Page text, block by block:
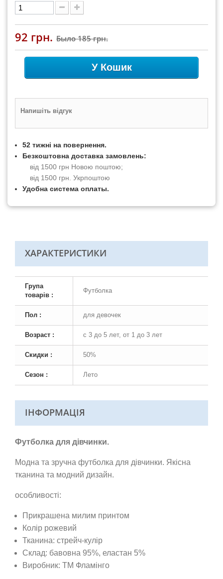
92 грн. Было185 грн.
У Кошик
Напишіть відгук
52 тижні на повернення.
Безкоштовна доставка замовлень:
від 1500 грн Новою поштою;
від 1500 грн. Укрпоштою
Удобна система оплаты.
ХАРАКТЕРИСТИКИ
Група
товарів :
Футболка
Пол : для девочек
Возраст : с 3 до 5 лет, от 1 до 3 лет
Скидки : 50%
Сезон : Лето
ІНФОРМАЦІЯ
Футболка для дівчинки.
Модна та зручна футболка для дівчинки. Якісна
тканина та модний дизайн.
особливості:
Прикрашена милим принтом
Колір рожевий
Тканина: стрейч-кулір
Склад: бавовна 95%, еластан 5%
Виробник: ТМ Фламінго